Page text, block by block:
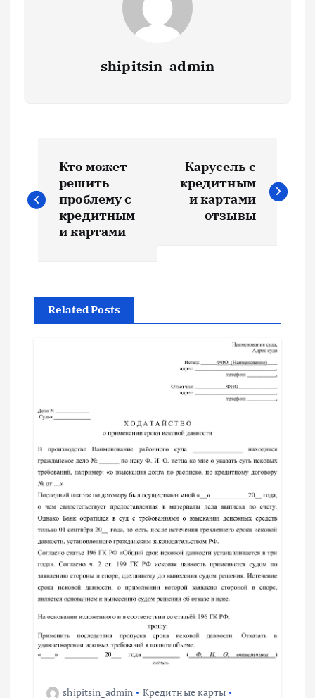
shipitsin_admin
а
г
а
я
п
о
з
а
п
и
Кто может
решить
проблему с
кредитным
и картами
Карусель с
кредитным
и картами
отзывы
Related Posts
shipitsin_admin Кредитные карты